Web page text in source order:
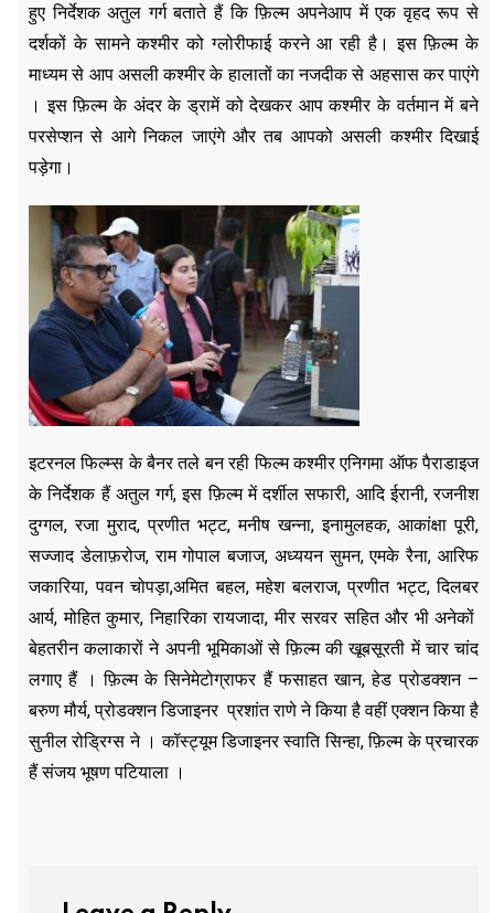
हुए निर्देशक अतुल गर्ग बताते हैं कि फ़िल्म अपनेआप में एक वृहद रूप से
दर्शकों के सामने कश्मीर को ग्लोरीफाई करने आ रही है। इस फ़िल्म के
माध्यम से आप असली कश्मीर के हालातों का नजदीक से अहसास कर पाएंगे
। इस फ़िल्म के अंदर के ड्रामें को देखकर आप कश्मीर के वर्तमान में बने
परसेप्शन से आगे निकल जाएंगे और तब आपको असली कश्मीर दिखाई
पड़ेगा।
इटरनल फिल्म्स के बैनर तले बन रही फिल्म कश्मीर एनिगमा ऑफ पैराडाइज
के निर्देशक हैं अतुल गर्ग, इस फ़िल्म में दर्शील सफारी, आदि ईरानी, रजनीश
दुग्गल, रजा मुराद, प्रणीत भट्ट, मनीष खन्ना, इनामुलहक, आकांक्षा पूरी,
सज्जाद डेलाफ़रोज, राम गोपाल बजाज, अध्ययन सुमन, एमके रैना, आरिफ
जकारिया, पवन चोपड़ा,अमित बहल, महेश बलराज, प्रणीत भट्ट, दिलबर
आर्य, मोहित कुमार, निहारिका रायजादा, मीर सरवर सहित और भी अनेकों
बेहतरीन कलाकारों ने अपनी भूमिकाओं से फ़िल्म की खूबसूरती में चार चांद
लगाए हैं । फ़िल्म के सिनेमेटोग्राफर हैं फसाहत खान, हेड प्रोडक्शन –
बरुण मौर्य, प्रोडक्शन डिजाइनर प्रशांत राणे ने किया है वहीं एक्शन किया है
सुनील रोड्रिग्स ने । कॉस्ट्यूम डिजाइनर स्वाति सिन्हा, फ़िल्म के प्रचारक
हैं संजय भूषण पटियाला ।